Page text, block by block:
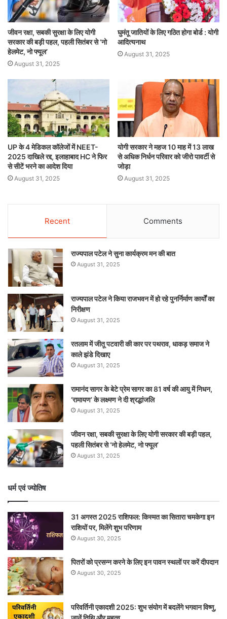
जीवन रक्षा, सबकी सुरक्षा के लिए योगी
सरकार की बड़ी पहल, पहली सितंबर से ‘नो
हेलमेट, नो फ्यूल’
August 31, 2025
घुमंतू जातियों के लिए गठित होगा बोर्ड : योगी
आदित्यनाथ
August 31, 2025
UP के 4 मेडिकल कॉलेजों में NEET-
2025 दाखिले रद्द, इलाहाबाद HC ने फिर
से सीटें भरने का आदेश दिया
August 31, 2025
योगी सरकार ने महज 10 माह में 13 लाख
से अधिक निर्धन परिवार को जीरो पावर्टी से
जोड़ा
August 31, 2025
Recent Comments
राज्यपाल पटेल ने सुना कार्यक्रम मन की बात
August 31, 2025
राज्यपाल पटेल ने किया राजभवन में हो रहे पुनर्निर्माण कार्यों का
निरीक्षण
August 31, 2025
रतलाम में जीतू पटवारी की कार पर पथराव, धाकड़ समाज ने
काले झंडे दिखाए
August 31, 2025
रामानंद सागर के बेटे प्रेम सागर का 81 वर्ष की आयु में निधन,
‘रामायण’ के लक्ष्मण ने दी श्रद्धांजलि
August 31, 2025
जीवन रक्षा, सबकी सुरक्षा के लिए योगी सरकार की बड़ी पहल,
पहली सितंबर से ‘नो हेलमेट, नो फ्यूल’
August 31, 2025
धर्म एवं ज्योतिष
31 अगस्त 2025 राशिफल: किस्मत का सितारा चमकेगा इन
राशियों पर, मिलेंगे शुभ परिणाम
August 30, 2025
पितरों को प्रसन्न करने के लिए इन पावन स्थलों पर करें दीपदान
August 30, 2025
परिवर्तिनी एकादशी 2025: शुभ संयोग में बदलेंगे भगवान विष्णु,